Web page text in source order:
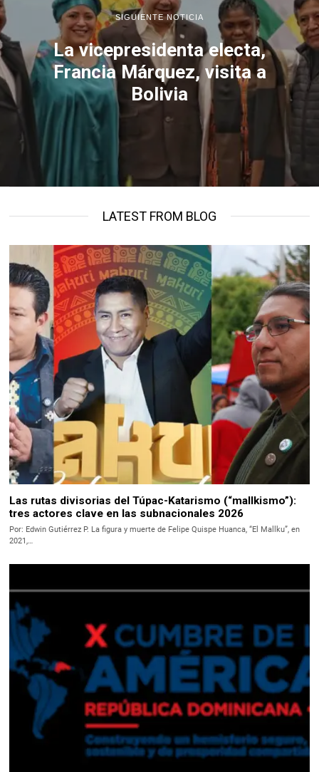
SIGUIENTE NOTICIA
La vicepresidenta electa,
Francia Márquez, visita a
Bolivia
LATEST FROM BLOG
Las rutas divisorias del Túpac-Katarismo (“mallkismo”):
tres actores clave en las subnacionales 2026
Por: Edwin Gutiérrez P. La figura y muerte de Felipe Quispe Huanca, “El Mallku”, en
2021,…